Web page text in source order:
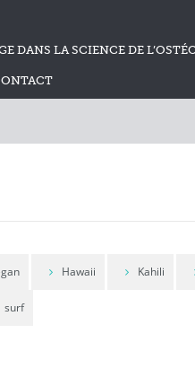
DANS LA SCIENCE DE
Hawaii Kahili
surf